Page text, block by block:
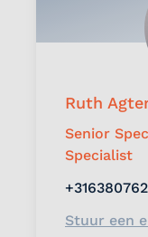
Ruth
Senior
Specialist
Stuur een